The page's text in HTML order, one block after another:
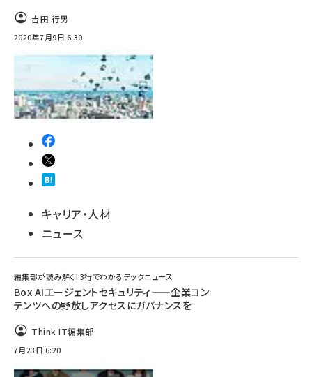
吉田 行男
2020年7月9日 6:30
キャリア・人材
ニュース
編集部が読み解く! 3行でわかるテックニュース
Box AIエージェントセキュリティ——企業コン
テンツへの野放しアクセスにガバナンスを
Think IT編集部
7月23日 6:20